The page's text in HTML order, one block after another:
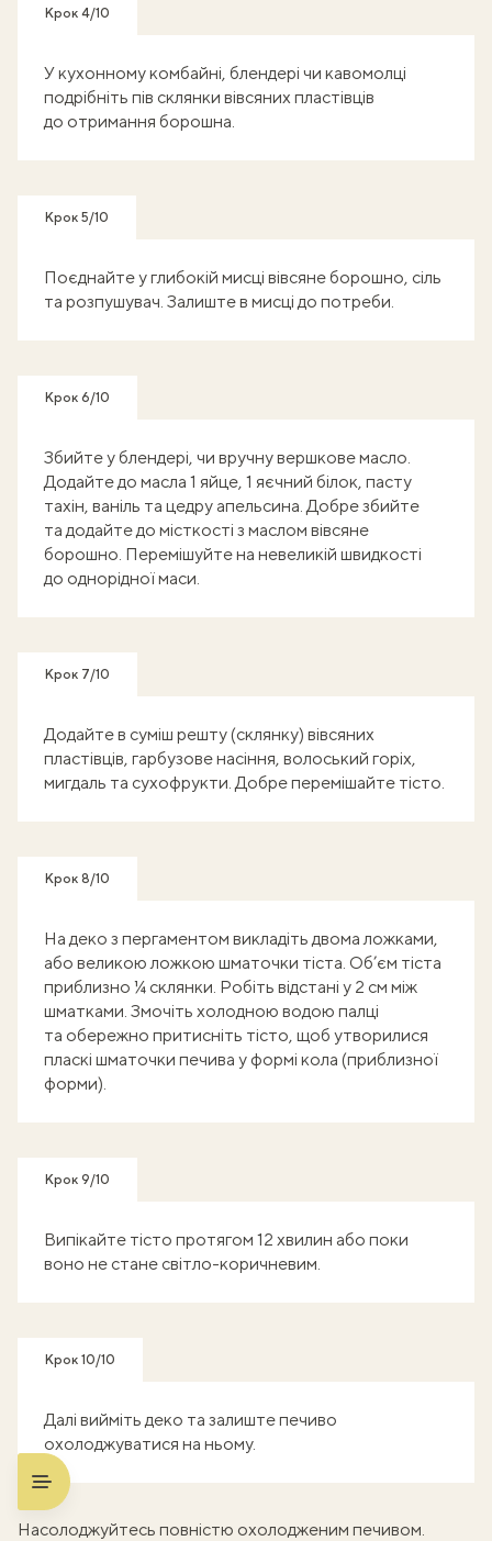
Крок 4/10
У кухонному комбайні, блендері чи кавомолці
подрібніть пів склянки вівсяних пластівців
до отримання борошна.
Крок 5/10
Поєднайте у глибокій мисці вівсяне борошно, сіль
та розпушувач. Залиште в мисці до потреби.
Крок 6/10
Збийте у блендері, чи вручну вершкове масло.
Додайте до масла 1 яйце, 1 яєчний білок, пасту
тахін, ваніль та цедру апельсина. Добре збийте
та додайте до місткості з маслом вівсяне
борошно. Перемішуйте на невеликій швидкості
до однорідної маси.
Крок 7/10
Додайте в суміш решту (склянку) вівсяних
пластівців, гарбузове насіння, волоський горіх,
мигдаль та сухофрукти. Добре перемішайте тісто.
Крок 8/10
На деко з пергаментом викладіть двома ложками,
або великою ложкою шматочки тіста. Об’єм тіста
приблизно ¼ склянки. Робіть відстані у 2 см між
шматками. Змочіть холодною водою палці
та обережно притисніть тісто, щоб утворилися
пласкі шматочки печива у формі кола (приблизної
форми).
Крок 9/10
Випікайте тісто протягом 12 хвилин або поки
воно не стане світло-коричневим.
Крок 10/10
Далі вийміть деко та залиште печиво
охолоджуватися на ньому.
Насолоджуйтесь повністю охолодженим печивом.